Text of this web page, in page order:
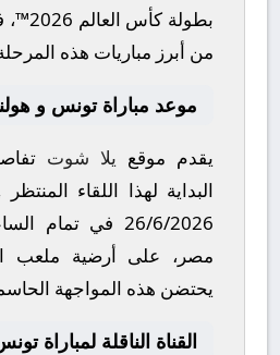
بطولة كأس العالم 2026™
،
من أبرز مباريات هذه
موعد مباراة تونس و
يقدم موقع يلا شوت
البداية لهذا اللقاء
26/6/2026في تمام
مصر، على أرضية ملعب
يحتضن هذه المواجهة
القناة الناقلة لمباراة